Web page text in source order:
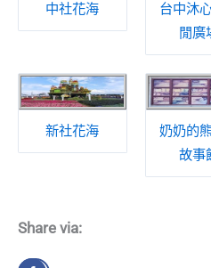
中社花海
台中沐
閒廣
新社花海
奶奶的
故事
Share via: